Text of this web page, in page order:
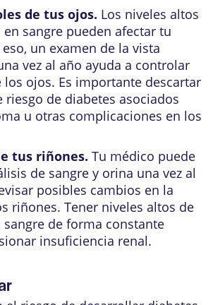
de tus ojos. Los niveles altos
en sangre pueden afectar tu
un examen de la vista
vez al año ayuda a controlar
los ojos. Es importante descartar
riesgo de diabetes asociados
u otras complicaciones en los
tus riñones. Tu médico puede
de sangre y orina una vez al
posibles cambios en la
riñones. Tener niveles altos de
sangre de forma constante
insuficiencia renal.